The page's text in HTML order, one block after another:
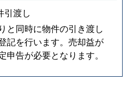
引渡し
と同時に物件の引き渡し
記を行います。売却益が
申告が必要となります。